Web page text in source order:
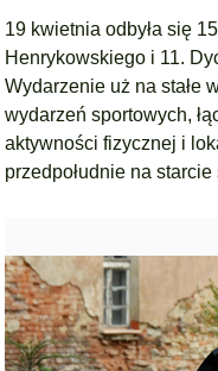
19 kwietnia odbyła się
Henrykowskiego i 11.
Wydarzenie uż na stałe
wydarzeń sportowych,
aktywności fizycznej i
przedpołudnie na